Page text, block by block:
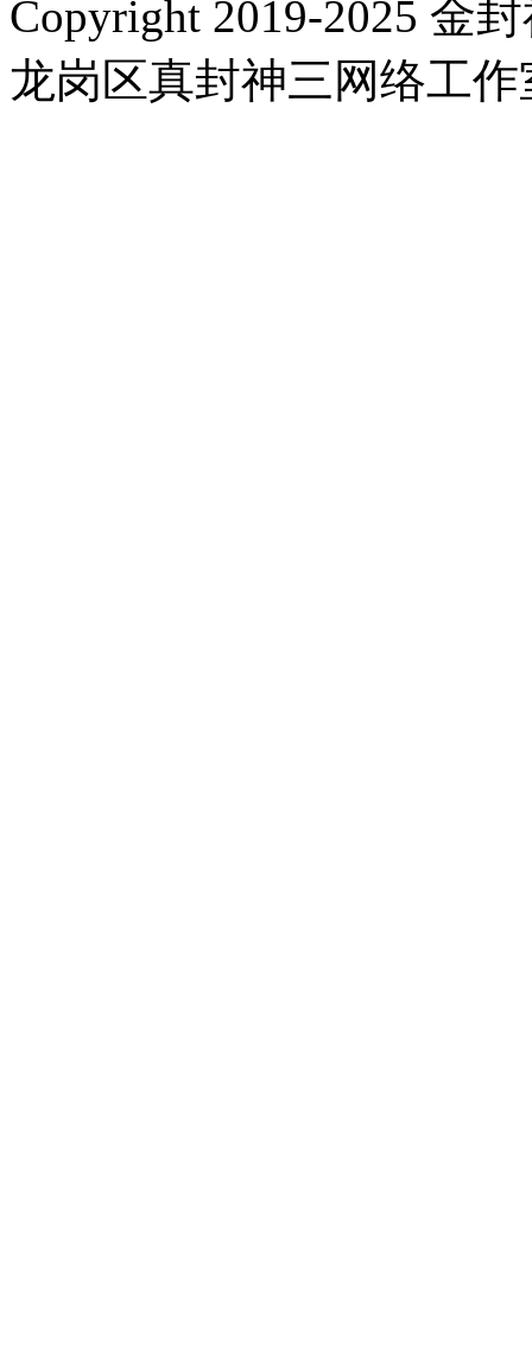
Copyright 2019-2025 金
龙岗区真封神三网络工